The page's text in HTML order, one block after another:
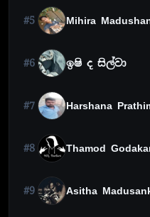
#5 Mihira
#6 ඉෂි ද සිල්වා
#7 Harshana
#8 Thamod
#9 Asitha